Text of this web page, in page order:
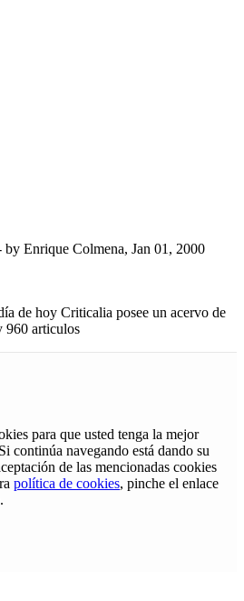
by Enrique Colmena, Jan 01, 2000
de hoy Criticalia posee un acervo de
960 articulos
para que usted tenga la mejor
continúa navegando está dando su
de las mencionadas cookies
política de cookies, pinche el enlace